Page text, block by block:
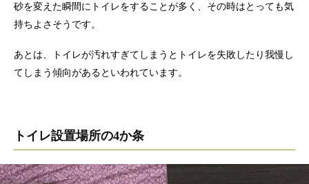
砂を変えた瞬間にトイレをすることが多く、その時はとっても気
持ちよさそうです。
あとは、トイレが汚れすぎてしまうとトイレを失敗したり我慢し
てしまう傾向があるといわれています。
トイレ設置場所の4か条